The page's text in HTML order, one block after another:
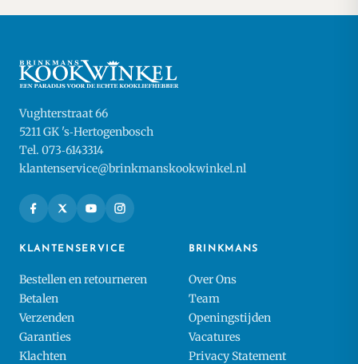
Vughterstraat 66
5211 GK 's‑Hertogenbosch
Tel. 073‑6143314
klantenservice@brinkmanskookwinkel.nl
KLANTENSERVICE
Bestellen en retourneren
Betalen
Verzenden
Garanties
Klachten
BRINKMANS
Over Ons
Team
Openingstijden
Vacatures
Privacy Statement